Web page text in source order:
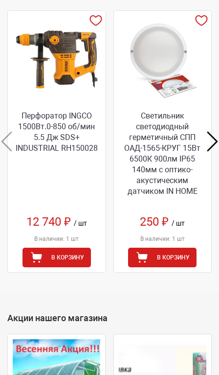
Перфоратор INGCO
1500Вт.0-850 об/мин
5.5 Дж SDS+
INDUSTRIAL RH150028
12 740 ₽ / шт
В наличии: 1 шт
В КОРЗИНУ
Светильник
светодиодный
герметичный СПП
ОАД-1565-КРУГ 15Вт
6500К 900лм IP65
140мм с оптико-
акустическим
датчиком IN НОМЕ
250 ₽/ шт
В наличии: 1 шт
В КОРЗИНУ
Акции нашего магазина